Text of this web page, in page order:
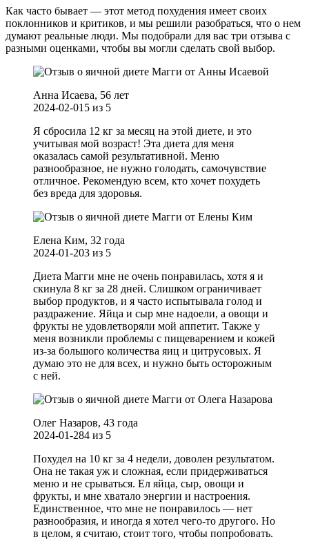
Как часто бывает — этот метод похудения имеет своих
поклонников и критиков, и мы решили разобраться, что о нем
думают реальные люди. Мы подобрали для вас три отзыва с
разными оценками, чтобы вы могли сделать свой выбор.
Анна Исаева, 56 лет
2024-02-01 5 из 5
Я сбросила 12 кг за месяц на этой диете, и это
учитывая мой возраст! Эта диета для меня
оказалась самой результативной. Меню
разнообразное, не нужно голодать, самочувствие
отличное. Рекомендую всем, кто хочет похудеть
без вреда для здоровья.
Елена Ким, 32 года
2024-01-203 из 5
Диета Магги мне не очень понравилась, хотя я и
скинула 8 кг за 28 дней. Слишком ограничивает
выбор продуктов, и я часто испытывала голод и
раздражение. Яйца и сыр мне надоели, а овощи и
фрукты не удовлетворяли мой аппетит. Также у
меня возникли проблемы с пищеварением и кожей
из-за большого количества яиц и цитрусовых. Я
думаю это не для всех, и нужно быть осторожным
с ней.
Олег Назаров, 43 года
2024-01-284 из 5
Похудел на 10 кг за 4 недели, доволен результатом.
Она не такая уж и сложная, если придерживаться
меню и не срываться. Ел яйца, сыр, овощи и
фрукты, и мне хватало энергии и настроения.
Единственное, что мне не понравилось — нет
разнообразия, и иногда я хотел чего-то другого. Но
в целом, я считаю, стоит того, чтобы попробовать.